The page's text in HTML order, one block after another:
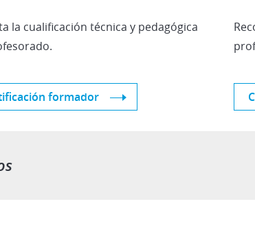
la cualificación técnica y pedagógica
formador